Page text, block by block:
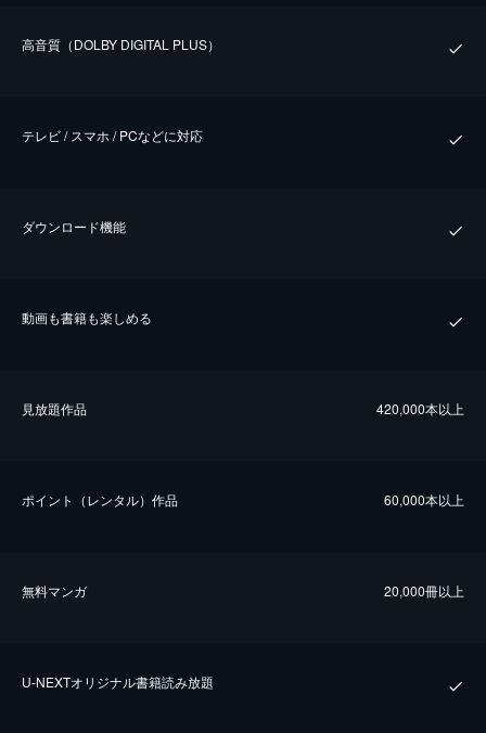
⾼⾳質（DOLBY DIGITAL PLUS）
テレビ / スマホ / PCなどに対応
ダウンロード機能
動画も書籍も楽しめる
⾒放題作品 420,000本以上
ポイント（レンタル）作品 60,000本以上
無料マンガ 20,000冊以上
U-NEXTオリジナル書籍読み放題